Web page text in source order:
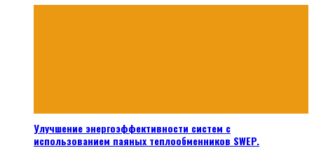
Улучшение энергоэффективности систем с
использованием паяных теплообменников SWEP.